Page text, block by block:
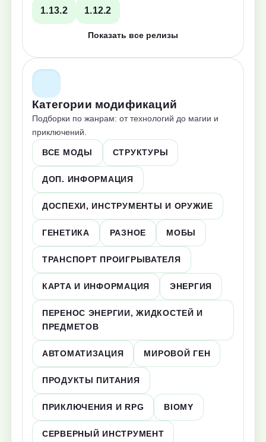
1.13.2 1.12.2
Показать все релизы
Категории модификаций
Подборки по жанрам: от технологий до магии и
приключений.
ВСЕ МОДЫ СТРУКТУРЫ
ДОП. ИНФОРМАЦИЯ
ДОСПЕХИ, ИНСТРУМЕНТЫ И ОРУЖИЕ
ГЕНЕТИКА РАЗНОЕ МОБЫ
ТРАНСПОРТ ПРОИГРЫВАТЕЛЯ
КАРТА И ИНФОРМАЦИЯ ЭНЕРГИЯ
ПЕРЕНОС ЭНЕРГИИ, ЖИДКОСТЕЙ И
ПРЕДМЕТОВ
АВТОМАТИЗАЦИЯ МИРОВОЙ ГЕН
ПРОДУКТЫ ПИТАНИЯ
ПРИКЛЮЧЕНИЯ И RPG BIOMY
СЕРВЕРНЫЙ ИНСТРУМЕНТ